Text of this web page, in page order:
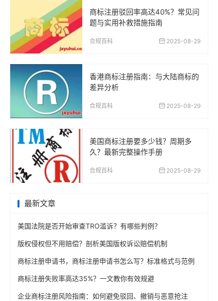
商标注册驳回率高达40%？常见问
题与实用补救措施指南
合规百科 2025-08-29
香港商标注册指南：与大陆商标的
差异分析
合规百科 2025-08-29
美国商标注册要多少钱？周期多
久？最新完整操作手册
合规百科 2025-08-29
最新文章
美国法院是否开始审查TRO滥诉？有哪些判例？
版权侵权但不用赔偿？剖析美国版权诉讼赔偿机制
商标注册申请书，商标注册申请书怎么写？标准格式与范例
商标注册失败率高达35%？一文教你有效规避
企业商标注册风险指南：如何避免驳回、撤销与恶意抢注